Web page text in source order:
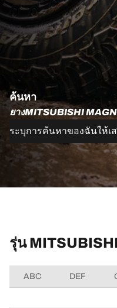
ค้นหา
ยางMITSUBISHI
ระบุการค้นหาของฉันให้เ
รุ่น
ABC DEF